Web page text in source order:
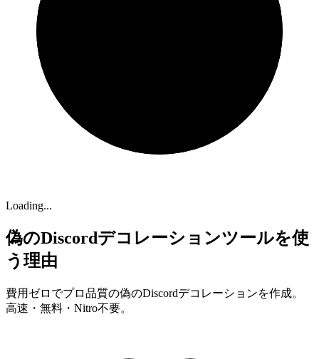
Loading...
偽のDiscordデコレーションツールを使
う理由
費用ゼロでプロ品質の偽のDiscordデコレーションを作成。
高速・無料・Nitro不要。